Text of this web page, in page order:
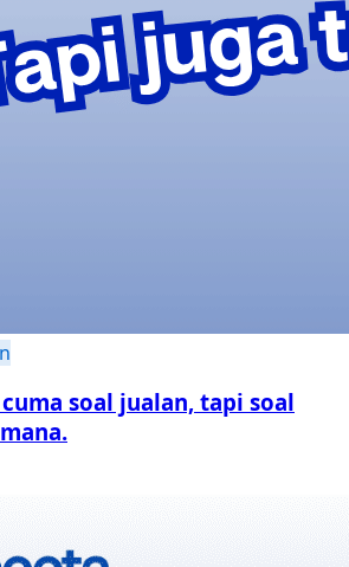
soal jualan, tapi soal